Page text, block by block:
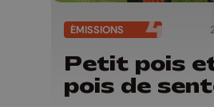
ÉMISSIONS
Petit pois
pois de